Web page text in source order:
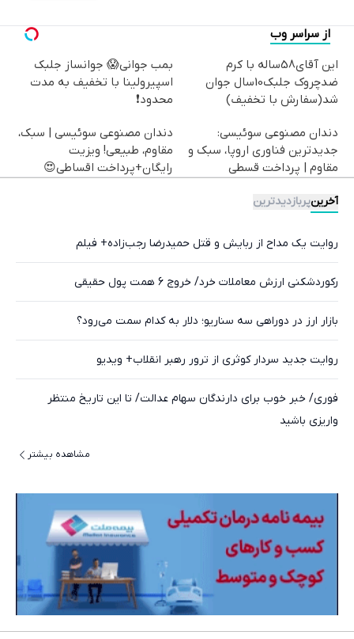
از سراسر وب
این آقای58ساله با کرم
ضدچروک جلبک10سال جوان
شد(سفارش با تخفیف)
بمب جوانی😱 جوانساز جلبک
اسپیرولینا با تخفیف به مدت
محدود❗
دندان مصنوعی سوئیسی:
جدیدترین فناوری اروپا، سبک و
مقاوم | پرداخت قسطی
دندان مصنوعی سوئیسی | سبک،
مقاوم، طبیعی! ویزیت
رایگان+پرداخت اقساطی😍
آخرینپربازدیدترین
روایت یک مداح از ربایش و قتل حمیدرضا رجب‌زاده+ فیلم
رکوردشکنی ارزش معاملات خرد/ خروج 6 همت پول حقیقی
بازار ارز در دوراهی سه سناریو؛ دلار به کدام سمت می‌رود؟
روایت جدید سردار کوثری از ترور رهبر انقلاب+ ویدیو
فوری/ خبر خوب برای دارندگان سهام عدالت/ تا این تاریخ منتظر
واریزی باشید
مشاهده بیشتر